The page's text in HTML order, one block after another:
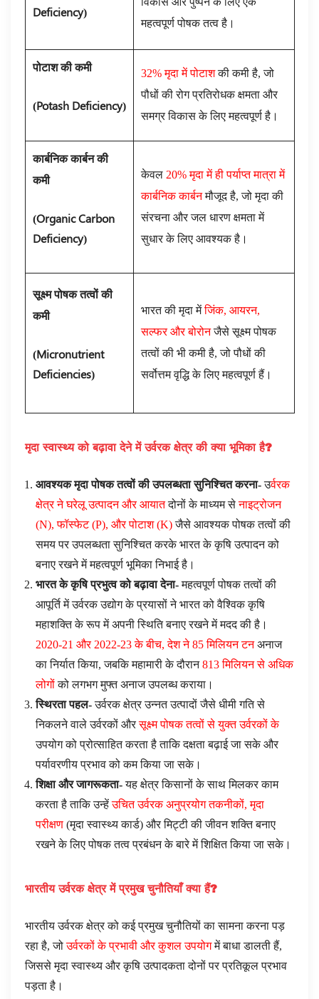
Deficiency)
महत्वपूर्ण पोषक तत्व है।
पोटाश की कमी
(Potash Deficiency)
32% मृदा में पोटाशकी कमी है, जो
पौधों की रोग प्रतिरोधक क्षमता और
समग्र विकास के लिए महत्वपूर्ण है।
कार्बनिक कार्बन की
कमी
(Organic Carbon
Deficiency)
केवल 20% मृदा में ही पर्याप्त मात्रा में
कार्बनिक कार्बनमौजूद है, जो मृदा की
संरचना और जल धारण क्षमता में
सुधार के लिए आवश्यक है।
सूक्ष्म पोषक तत्वों की
कमी
(Micronutrient
Deficiencies)
भारत की मृदा मेंजिंक, आयरन,
सल्फर और बोरोनजैसे सूक्ष्म पोषक
तत्वों की भी कमी है, जो पौधों की
सर्वोत्तम वृद्धि के लिए महत्वपूर्ण हैं।
मृदा स्वास्थ्य को बढ़ावा देने में उर्वरक क्षेत्र की क्या भूमिका है?
आवश्यक मृदा पोषक तत्वों की उपलब्धता सुनिश्चित करना-उर्वरक
क्षेत्र ने घरेलू उत्पादन और आयातदोनों के माध्यम सेनाइट्रोजन
(N), फॉस्फेट (P), और पोटाश (K)जैसे आवश्यक पोषक तत्वों की
समय पर उपलब्धता सुनिश्चित करके भारत के कृषि उत्पादन को
बनाए रखने में महत्वपूर्ण भूमिका निभाई है।
भारत के कृषि प्रभुत्व को बढ़ावा देना-महत्वपूर्ण पोषक तत्वों की
आपूर्ति में उर्वरक उद्योग के प्रयासों ने भारत को वैश्विक कृषि
महाशक्ति के रूप में अपनी स्थिति बनाए रखने में मदद की है।
2020-21 और 2022-23 के बीच, देश ने 85 मिलियन टनअनाज
का निर्यात किया, जबकि महामारी के दौरान813 मिलियन से अधिक
लोगोंको लगभग मुफ्त अनाज उपलब्ध कराया।
स्थिरता पहल-उर्वरक क्षेत्र उन्नत उत्पादों जैसे धीमी गति से
निकलने वाले उर्वरकों औरसूक्ष्म पोषक तत्वों से युक्त उर्वरकों के
उपयोग को प्रोत्साहित करता है ताकि दक्षता बढ़ाई जा सके और
पर्यावरणीय प्रभाव को कम किया जा सके।
शिक्षा और जागरूकता-यह क्षेत्र किसानों के साथ मिलकर काम
करता है ताकि उन्हेंउचित उर्वरक अनुप्रयोग तकनीकों, मृदा
परीक्षण (मृदा स्वास्थ्य कार्ड) और मिट्टी की जीवन शक्ति बनाए
रखने के लिए पोषक तत्व प्रबंधन के बारे में शिक्षित किया जा सके।
भारतीय उर्वरक क्षेत्र में प्रमुख चुनौतियाँ क्या हैं?
भारतीय उर्वरक क्षेत्र को कई प्रमुख चुनौतियों का सामना करना पड़
रहा है, जोउर्वरकों के प्रभावी और कुशल उपयोगमें बाधा डालती हैं,
जिससे मृदा स्वास्थ्य और कृषि उत्पादकता दोनों पर प्रतिकूल प्रभाव
पड़ता है।